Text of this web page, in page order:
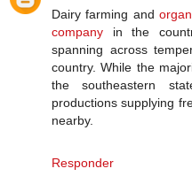
Dairy farming and
company in the
spanning across
country. While the
the southeastern
productions supplying
nearby.
Responder